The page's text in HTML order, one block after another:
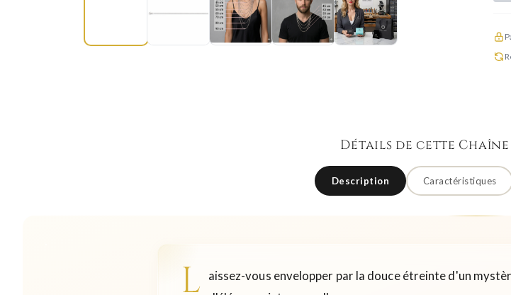
Détails de cette
Description Caractéristiques
L
aissez-vous envelopper par la douce étreinte d'un